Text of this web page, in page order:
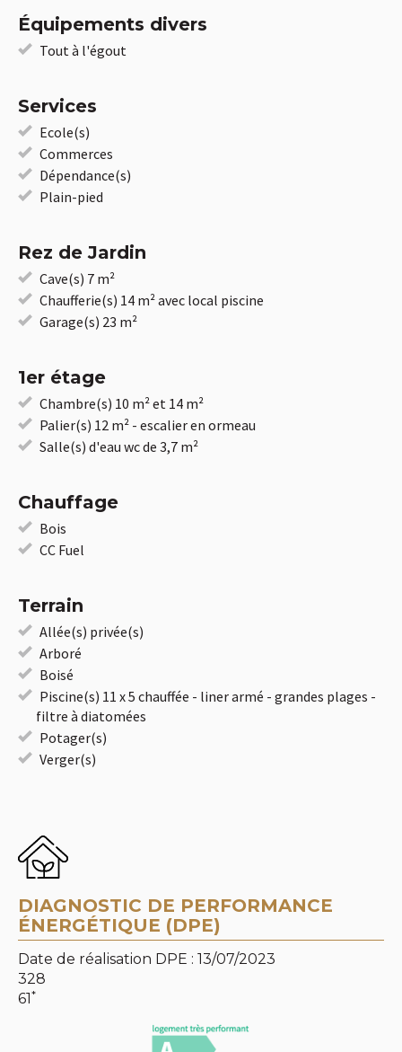
Équipements divers
Tout à l'égout
Services
Ecole(s)
Commerces
Dépendance(s)
Plain-pied
Rez de Jardin
Cave(s) 7 m²
Chaufferie(s) 14 m² avec local piscine
Garage(s) 23 m²
1er étage
Chambre(s) 10 m² et 14 m²
Palier(s) 12 m² - escalier en ormeau
Salle(s) d'eau wc de 3,7 m²
Chauffage
Bois
CC Fuel
Terrain
Allée(s) privée(s)
Arboré
Boisé
Piscine(s) 11 x 5 chauffée - liner armé - grandes plages -
filtre à diatomées
Potager(s)
Verger(s)
DIAGNOSTIC DE PERFORMANCE
ÉNERGÉTIQUE (DPE)
Date de réalisation DPE : 13/07/2023
328
61*